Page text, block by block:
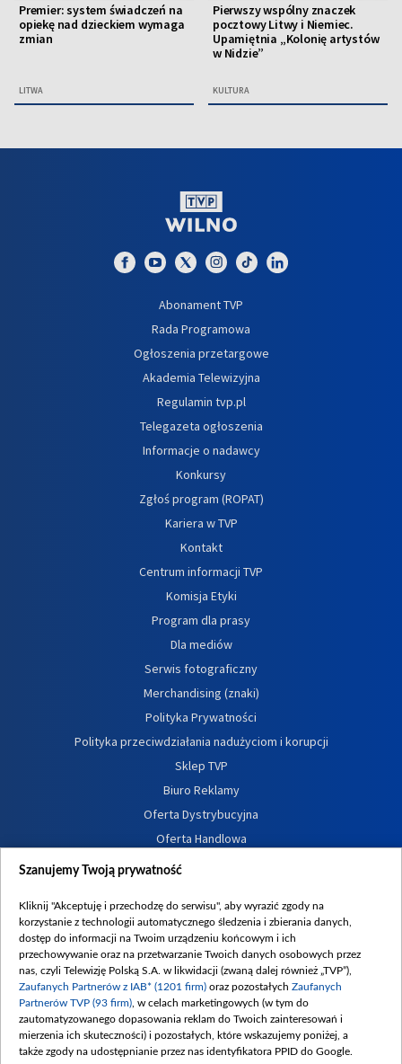
Premier: system świadczeń na
opiekę nad dzieckiem wymaga
zmian
LITWA
Pierwszy wspólny znaczek
pocztowy Litwy i Niemiec.
Upamiętnia „Kolonię artystów
w Nidzie”
KULTURA
Abonament TVP
Rada Programowa
Ogłoszenia przetargowe
Akademia Telewizyjna
Regulamin tvp.pl
Telegazeta ogłoszenia
Informacje o nadawcy
Konkursy
Zgłoś program (ROPAT)
Kariera w TVP
Kontakt
Centrum informacji TVP
Komisja Etyki
Program dla prasy
Dla mediów
Serwis fotograficzny
Merchandising (znaki)
Polityka Prywatności
Polityka przeciwdziałania nadużyciom i korupcji
Sklep TVP
Biuro Reklamy
Oferta Dystrybucyjna
Oferta Handlowa
Dostępność
Procedura zgłoszeń wewnętrznych
Szanujemy Twoją prywatność
Kliknij "Akceptuję i przechodzę do serwisu", aby wyrazić zgody na
korzystanie z technologii automatycznego śledzenia i zbierania danych,
dostęp do informacji na Twoim urządzeniu końcowym i ich
przechowywanie oraz na przetwarzanie Twoich danych osobowych przez
nas, czyli Telewizję Polską S.A. w likwidacji (zwaną dalej również „TVP”),
Zaufanych Partnerów z IAB* (1201 firm) oraz pozostałych Zaufanych
Partnerów TVP (93 firm) , w celach marketingowych (w tym do
zautomatyzowanego dopasowania reklam do Twoich zainteresowań i
mierzenia ich skuteczności) i pozostałych, które wskazujemy poniżej, a
także zgody na udostępnianie przez nas identyfikatora PPID do Google.